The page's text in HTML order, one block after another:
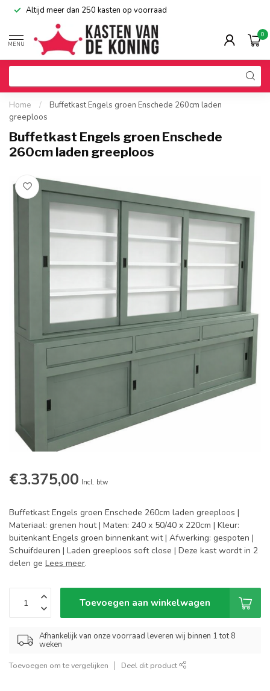
Altijd meer dan 250 kasten op voorraad
MENU
0
Home /
Buffetkast Engels groen Enschede 260cm laden
greeploos
Buffetkast Engels groen Enschede
260cm laden greeploos
€3.375,00 Incl. btw
Buffetkast Engels groen Enschede 260cm laden greeploos |
Materiaal: grenen hout | Maten: 240 x 50/40 x 220cm | Kleur:
buitenkant Engels groen binnenkant wit | Afwerking: gespoten |
Schuifdeuren | Laden greeploos soft close | Deze kast wordt in 2
delen ge Lees meer.
Toevoegen aan winkelwagen
Afhankelijk van onze voorraad leveren wij binnen 1 tot 8
weken
Toevoegen om te vergelijken Deel dit product